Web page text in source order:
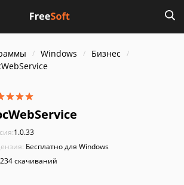
Windows
Бизнес
1.0.33
Бесплатно для Windows
234 скачиваний